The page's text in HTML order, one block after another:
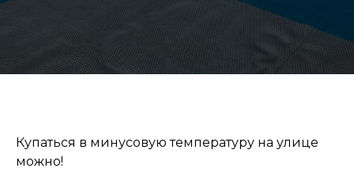
Купаться в минусовую температуру на улице
можно!